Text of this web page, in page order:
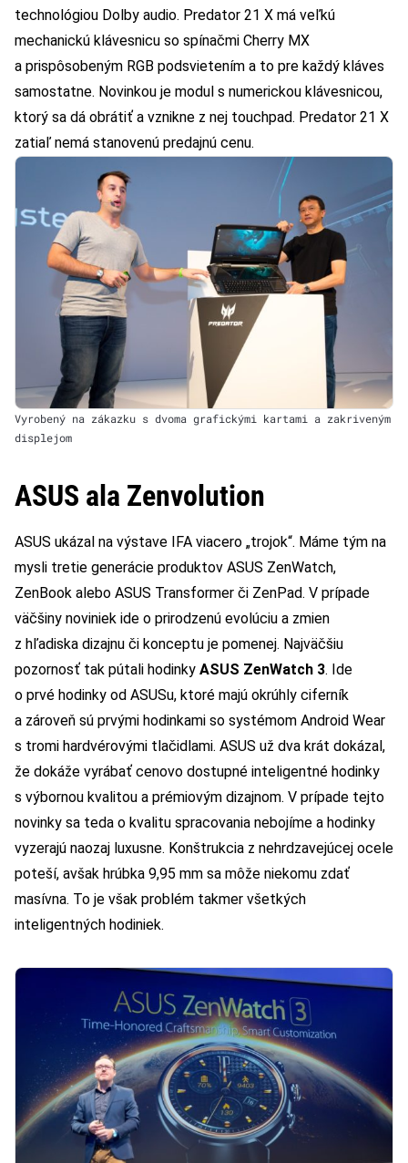
technológiou Dolby audio. Predator 21 X má veľkú
mechanickú klávesnicu so spínačmi Cherry MX
a prispôsobeným RGB podsvietením a to pre každý kláves
samostatne. Novinkou je modul s numerickou klávesnicou,
ktorý sa dá obrátiť a vznikne z nej touchpad. Predator 21 X
zatiaľ nemá stanovenú predajnú cenu.
Vyrobený na zákazku s dvoma grafickými kartami a zakriveným
displejom
ASUS ala Zenvolution
ASUS ukázal na výstave IFA viacero „trojok“. Máme tým na
mysli tretie generácie produktov ASUS ZenWatch,
ZenBook alebo ASUS Transformer či ZenPad. V prípade
väčšiny noviniek ide o prirodzenú evolúciu a zmien
z hľadiska dizajnu či konceptu je pomenej. Najväčšiu
pozornosť tak pútali hodinky ASUS ZenWatch 3. Ide
o prvé hodinky od ASUSu, ktoré majú okrúhly ciferník
a zároveň sú prvými hodinkami so systémom Android Wear
s tromi hardvérovými tlačidlami. ASUS už dva krát dokázal,
že dokáže vyrábať cenovo dostupné inteligentné hodinky
s výbornou kvalitou a prémiovým dizajnom. V prípade tejto
novinky sa teda o kvalitu spracovania nebojíme a hodinky
vyzerajú naozaj luxusne. Konštrukcia z nehrdzavejúcej ocele
poteší, avšak hrúbka 9,95 mm sa môže niekomu zdať
masívna. To je však problém takmer všetkých
inteligentných hodiniek.